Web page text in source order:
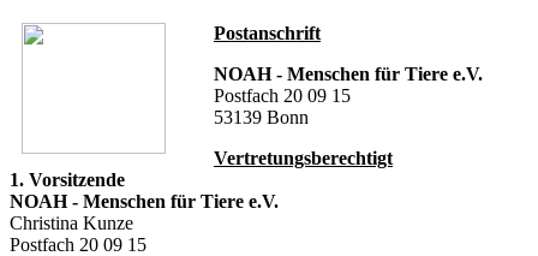
Postanschrift
NOAH - Menschen für Tiere e.V.
Postfach 20 09 15
53139 Bonn
Vertretungsberechtigt
1. Vorsitzende
NOAH - Menschen für Tiere e.V.
Christina Kunze
Postfach 20 09 15